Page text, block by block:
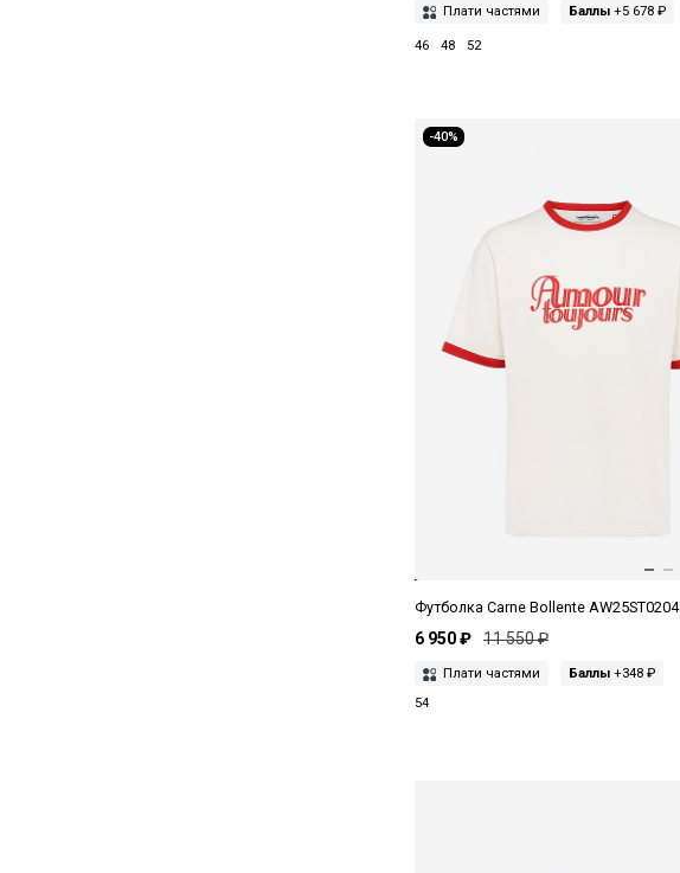
Плати частями Баллы +5 678 ₽
46 48 52
-40%
Футболка Carne Bollente AW25ST0204
6 950 ₽ 11 550 ₽
Плати частями Баллы +348 ₽
54